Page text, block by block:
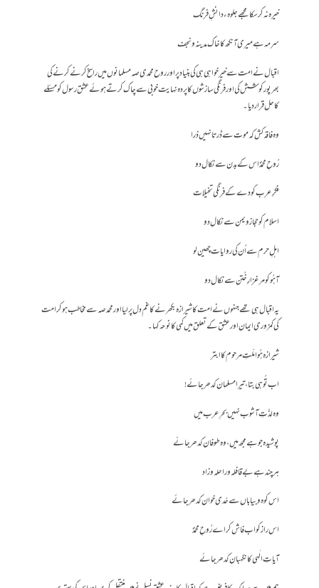
خیرہ نہ کرسکا مجھے جلوہء دانشِ فرنگ
سرمہ ہے میری آنکھ کا خاک مدینہ ونجف
اقبال نے امت سے خیر خواہی ہی کی بنیاد پر اور روح محمدی صہ مسلمانوں میں راسخ کرنے کرنے کی
بھر پور کوشش کی اور فرنگی سازشوں کا پردہ نہایت خوبی سے چاک کرتے ہوئے عشق رسول کو مسئلے
کا حل قرار دیا۔
وہ فاقہ کش کہ موت سے ڈرتا نہیں ذرا
رُوحِ محمدؐ اس کے بدن سے نکال دو
فکرِ عرب کو دے کے فرنگی تخیلات
اسلام کو حجاز و یمن سے نکال دو
اہلِ حرم سے اُن کی روایات چھین لو
آہُو کو مرغزارِ خُتن سے نکال دو
یہ اقبال ہی تھے جنہوں نے امت کا شیرازہ بکھرنے کا غم دل پر لیا اور محمد صہ سے مخاطب ہو کر امت
کی کمزوری ایمان اور عشق کے تعلق میں کمی کا نوحہ کہا۔
شیرازہ ہُوا ملّتِ مرحوم کا ابتر
اب تُو ہی بتا، تیرا مسلمان کدھر جائے!
وہ لذّتِ آشوب نہیں بحرِ عرب میں
پوشیدہ جو ہے مجھ میں، وہ طوفان کدھر جائے
ہر چند ہے بے قافلہ و راحلہ و زاد
اس کوہ و بیاباں سے حُدی خوان کدھر جائے
اس راز کو اب فاش کر اے رُوحِ محمدؐ
آیاتِ الٰہی کا نگہبان کدھر جائے